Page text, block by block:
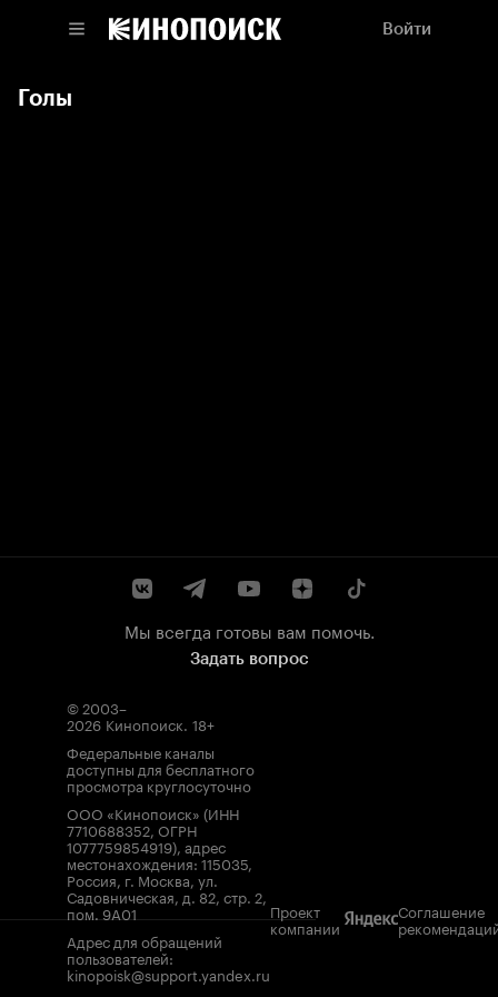
Войти
Голы
Мы всегда готовы вам помочь.
Задать вопрос
© 2003–
2026 Кинопоиск. 18+
Федеральные каналы
доступны для бесплатного
просмотра круглосуточно
ООО «Кинопоиск» (ИНН
7710688352, ОГРН
1077759854919), адрес
местонахождения: 115035,
Россия, г. Москва, ул.
Садовническая, д. 82, стр. 2,
пом. 9А01
Адрес для обращений
пользователей:
kinopoisk@support.yandex.ru
Проект
компании
Соглашение